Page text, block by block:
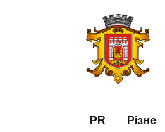
PR Різне